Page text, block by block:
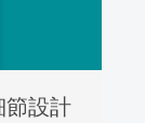
節設計